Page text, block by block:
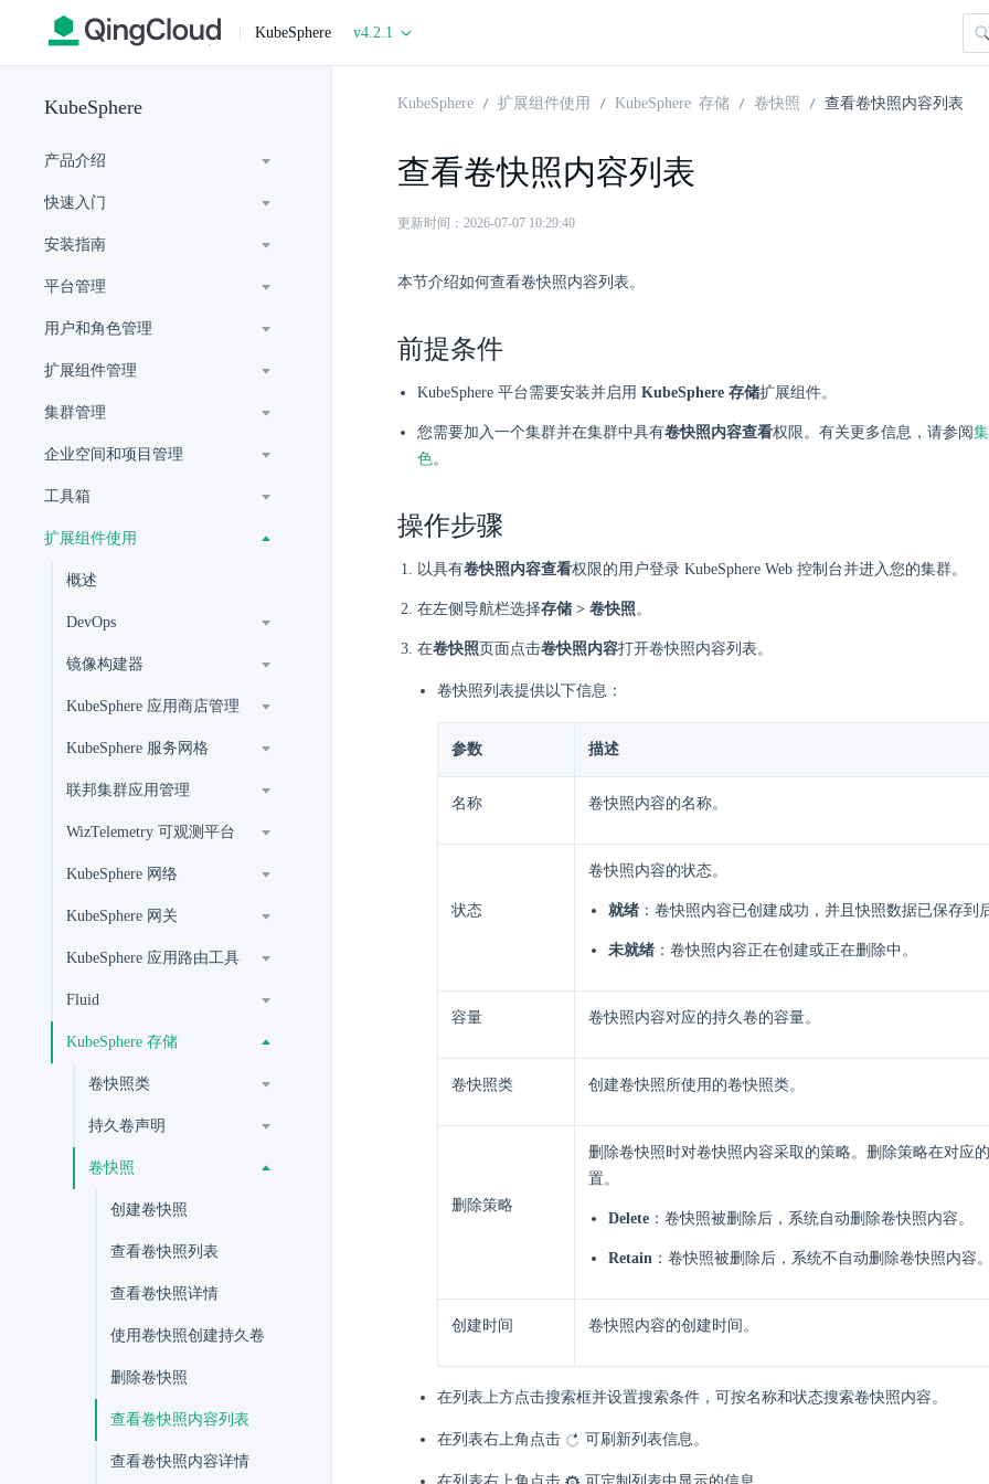
| KubeSphere v4.2.1
KubeSphere
产品介绍
快速入门
安装指南
平台管理
用户和角色管理
扩展组件管理
集群管理
企业空间和项目管理
工具箱
扩展组件使用
概述
DevOps
镜像构建器
KubeSphere 应用商店管理
KubeSphere 服务网格
联邦集群应用管理
WizTelemetry 可观测平台
KubeSphere 网络
KubeSphere 网关
KubeSphere 应用路由工具
Fluid
KubeSphere 存储
卷快照类
持久卷声明
卷快照
创建卷快照
查看卷快照列表
查看卷快照详情
使用卷快照创建持久卷
删除卷快照
查看卷快照内容列表
查看卷快照内容详情
KubeSphere 扩展组件使用 KubeSphere 存储 卷快照 查看卷快照内容列表
查看卷快照内容列表
更新时间：2026-07-07 10:29:40
本节介绍如何查看卷快照内容列表。
前提条件
KubeSphere 平台需要安装并启用 KubeSphere 存储扩展组件。
您需要加入一个集群并在集群中具有卷快照内容查看权限。有关更多信息，请参阅
色。
操作步骤
以具有卷快照内容查看权限的用户登录 KubeSphere Web 控制台并进入您的集群。
在左侧导航栏选择存储 > 卷快照。
在卷快照页面点击卷快照内容打开卷快照内容列表。
卷快照列表提供以下信息：
参数 描述
名称 卷快照内容的名称。
状态
卷快照内容的状态。
就绪 ：卷快照内容已创建成功，并且快照数据已保存到
未就绪 ：卷快照内容正在创建或正在删除中。
容量 卷快照内容对应的持久卷的容量。
卷快照类 创建卷快照所使用的卷快照类。
删除策略
删除卷快照时对卷快照内容采取的策略。删除策略在对应
置。
Delete ：卷快照被删除后，系统自动删除卷快照内容。
Retain ：卷快照被删除后，系统不自动删除卷快照内容。
创建时间 卷快照内容的创建时间。
在列表上方点击搜索框并设置搜索条件，可按名称和状态搜索卷快照内容。
在列表右上角点击 可刷新列表信息。